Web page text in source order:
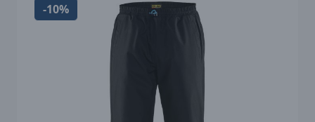
-10%